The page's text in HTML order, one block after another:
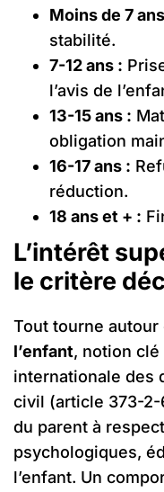
Moins de 7
stabilité.
7-12 ans :
l’avis de
13-15 ans :
obligation
16-17 ans :
réduction.
18 ans et + :
L’intérêt
le critère
Tout tourne autour
l’enfant, notion clé
internationale des
civil (article 373-2-
du parent à
psychologiques,
l’enfant. Un